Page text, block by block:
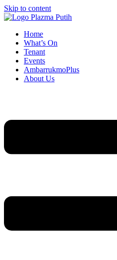
Skip to content
Home
What’s On
Tenant
Events
AmbarrukmoPlus
About Us